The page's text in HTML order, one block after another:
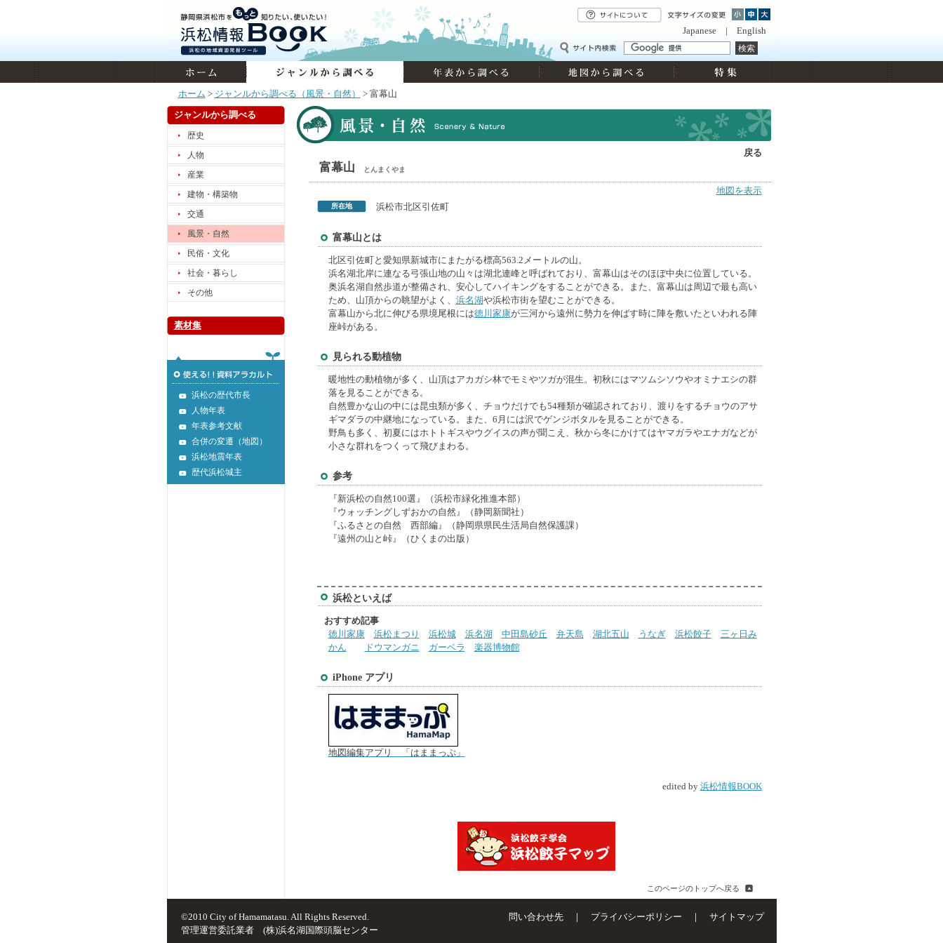
Japanese| English
ホーム > ジャンルから調べる（風景・自然） > 富幕山
ジャンルから調べる
歴史
人物
産業
建物・構築物
交通
風景・自然
民俗・文化
社会・暮らし
その他
素材集
浜松の歴代市長
人物年表
年表参考文献
合併の変遷（地図）
浜松地震年表
歴代浜松城主
戻る
富幕山 とんまくやま
地図を表示
所在地 浜松市北区引佐町
富幕山とは
北区引佐町と愛知県新城市にまたがる標高563.2メートルの山。
浜名湖北岸に連なる弓張山地の山々は湖北連峰と呼ばれており、富幕山はそのほぼ中央に位置している。
奥浜名湖自然歩道が整備され、安心してハイキングをすることができる。また、富幕山は周辺で最も高い
ため、山頂からの眺望がよく、 浜名湖や浜松市街を望むことができる。
富幕山から北に伸びる県境尾根には徳川家康が三河から遠州に勢力を伸ばす時に陣を敷いたといわれる陣
座峠がある。
見られる動植物
暖地性の動植物が多く、山頂はアカガシ林でモミやツガが混生。初秋にはマツムシソウやオミナエシの群
落を見ることができる。
自然豊かな山の中には昆虫類が多く、チョウだけでも54種類が確認されており、渡りをするチョウのアサ
ギマダラの中継地になっている。また、6月には沢でゲンジボタルを見ることができる。
野鳥も多く、初夏にはホトトギスやウグイスの声が聞こえ、秋から冬にかけてはヤマガラやエナガなどが
小さな群れをつくって飛びまわる。
参考
『新浜松の自然100選』（浜松市緑化推進本部）
『ウォッチングしずおかの自然』（静岡新聞社）
『ふるさとの自然 西部編』（静岡県県民生活局自然保護課）
『遠州の山と峠』（ひくまの出版）
浜松といえば
おすすめ記事
徳川家康
浜松まつり 浜松城 浜名湖 中田島砂丘 弁天島 湖北五山 うなぎ 浜松餃子
三ヶ日み
かん
ドウマンガニ ガーベラ 楽器博物館
iPhone アプリ
地図編集アプリ 「はままっぷ」
edited by 浜松情報BOOK
このページのトップへ戻る
問い合わせ先｜ プライバシーポリシー ｜ サイトマップ
©2010 City of Hamamatasu. All Rights Reserved.
管理運営委託業者 (株)浜名湖国際頭脳センター